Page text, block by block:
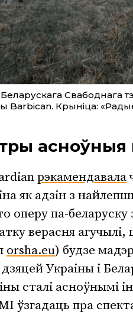
Свабоднага
Barbican. Крыніца:
асноўныя
рэкамендавала
як адзін з
оперу па-беларуску
верасня агучылі,
orsha.eu) будзе
Украіны і
сталі асноўнымі
ўзгадаць пра